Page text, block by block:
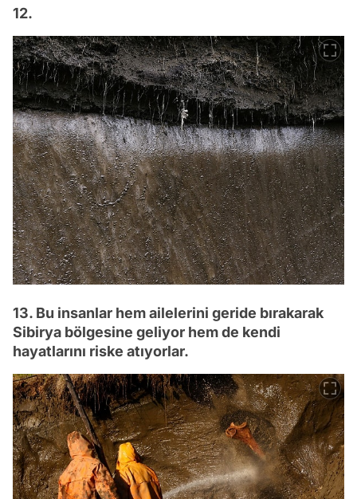
12.
13. Bu insanlar hem ailelerini geride bırakarak
Sibirya bölgesine geliyor hem de kendi
hayatlarını riske atıyorlar.